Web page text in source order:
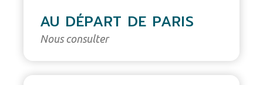
AU DÉPART DE PARIS
Nous consulter